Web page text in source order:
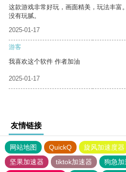
这款游戏非常好玩，画面精美，玩法丰富
没有玩腻。
2025-01-17
游客
我喜欢这个软件 作者加油
2025-01-17
友情链接
网站地图 QuickQ 旋风加速度器
坚果加速器
tiktok加速器
狗急加